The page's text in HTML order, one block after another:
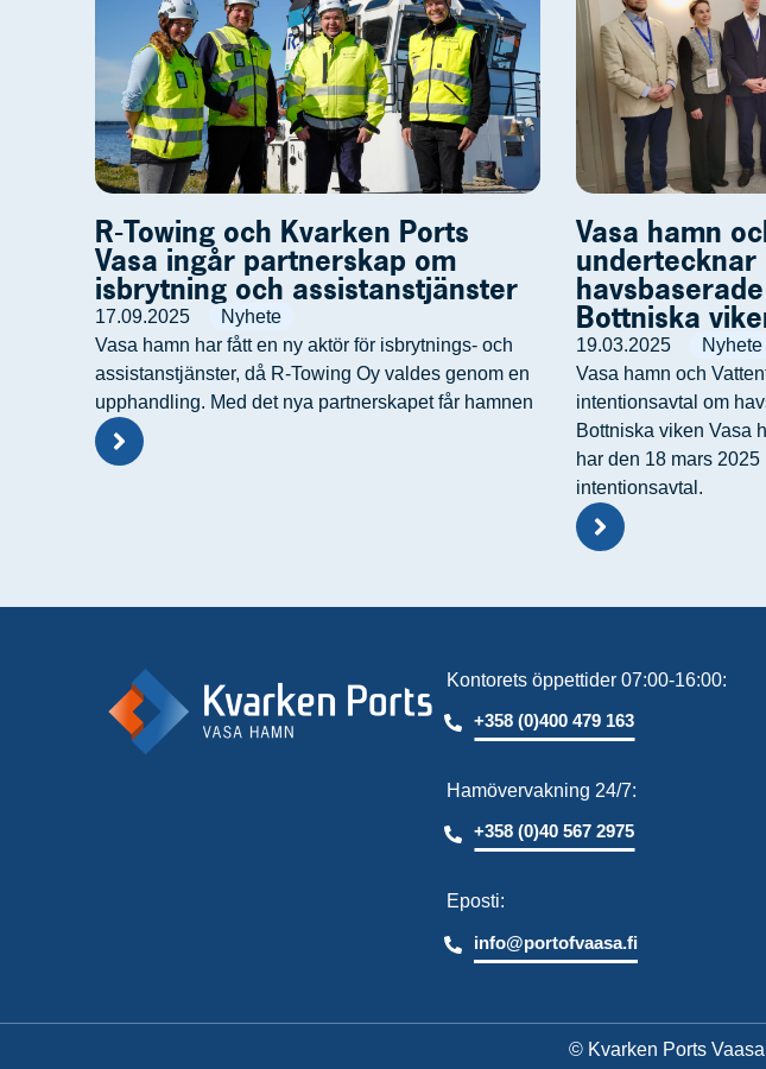
R-Towing och Kvarken Ports
Vasa ingår partnerskap om
isbrytning och assistanstjänster
17.09.2025
Nyhete
Vasa hamn har fått en ny aktör för isbrytnings- och
assistanstjänster, då R-Towing Oy valdes genom en
upphandling. Med det nya partnerskapet får hamnen
Vasa hamn
undertecknar
Bottniska
19.03.2025
Nyhete
Vasa hamn och
intentionsavtal om
Bottniska viken Vasa
har den 18 mars
intentionsavtal.
Kontorets öppettider 07:00-16:00:
+358 (0)400 479 163
Hamövervakning 24/7:
+358 (0)40 567 2975
Eposti:
info@portofvaasa.fi
© Kvarken Ports